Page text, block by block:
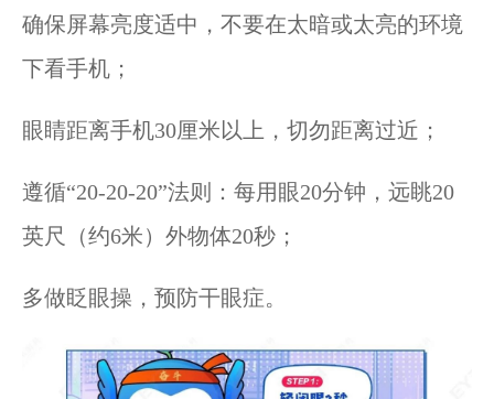
确保屏幕亮度适中，不要在太暗或太亮的环境
下看手机；
眼睛距离手机30厘米以上，切勿距离过近；
遵循“20-20-20”法则：每用眼20分钟，远眺20
英尺（约6米）外物体20秒；
多做眨眼操，预防干眼症。